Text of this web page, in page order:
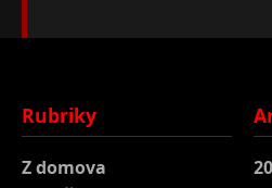
Rubriky
Z domova